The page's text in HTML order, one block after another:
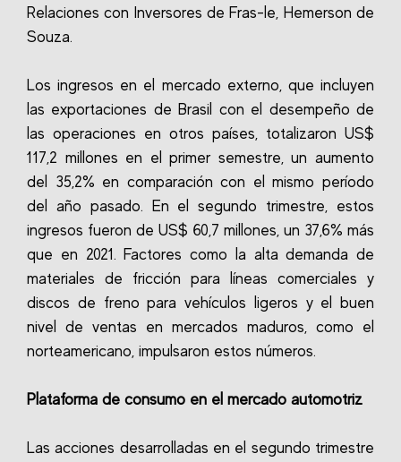
Relaciones con Inversores de Fras-le, Hemerson de
Souza.
Los ingresos en el mercado externo, que incluyen
las exportaciones de Brasil con el desempeño de
las operaciones en otros países, totalizaron US$
117,2 millones en el primer semestre, un aumento
del 35,2% en comparación con el mismo período
del año pasado. En el segundo trimestre, estos
ingresos fueron de US$ 60,7 millones, un 37,6% más
que en 2021. Factores como la alta demanda de
materiales de fricción para líneas comerciales y
discos de freno para vehículos ligeros y el buen
nivel de ventas en mercados maduros, como el
norteamericano, impulsaron estos números.
Plataforma de consumo en el mercado automotriz
Las acciones desarrolladas en el segundo trimestre